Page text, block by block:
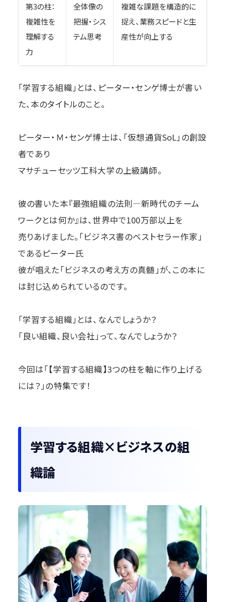
第3の柱：
複雑性を
理解する
力
全体像の
把握・シス
テム思考
複雑な課題を構造的に
捉え、業務スピードと生
産性が向上する
「学習する組織」とは、ピーター・センゲ博士が書い
た、本のタイトルのこと。
ピーター・Ｍ・センゲ博士は、「仮想通貨SoL」の創設
者であり
マサチューセッツ工科大学の上級講師。
彼の書いた本『最強組織の法則―新時代のチーム
ワークとは何か』は、世界中で100万部以上を
売りあげました。「ビジネス書のベストセラー作家」
であるピーター氏
彼が唱えた「ビジネスの考え方の真髄」が、この本に
は封じ込められているのです。
「学習する組織」とは、なんでしょうか？
「良い組織、良い会社」って、なんでしょうか？
今回は「【学習する組織】3つの柱を軸に作り上げる
には？」の特集です！
学習する組織×ビジネスの組
織論